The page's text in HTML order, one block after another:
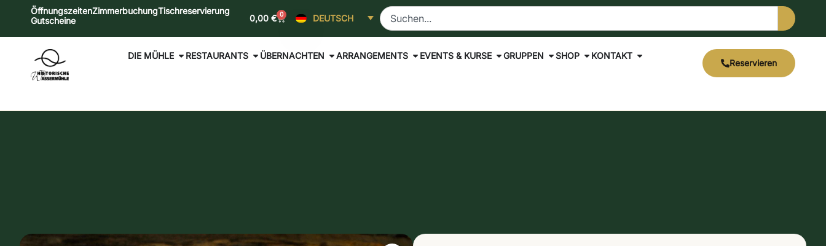
DEUTSCH
0,00 € 0
ÖffnungszeitenZimmerbuchungTischreservierung
Gutscheine
DIE MÜHLE RESTAURANTS ÜBERNACHTEN ARRANGEMENTS EVENTS & KURSE GRUPPEN SHOP KONTAKT
Reservieren